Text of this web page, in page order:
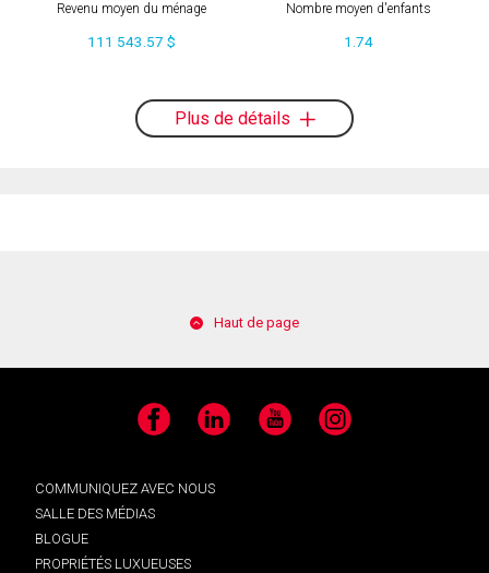
Revenu moyen du ménage
111 543.57 $
Nombre moyen d'enfants
1.74
Plus de détails
Haut de page
Facebook LinkedIn YouTube Instagram
COMMUNIQUEZ AVEC NOUS
SALLE DES MÉDIAS
BLOGUE
PROPRIÉTÉS LUXUEUSES